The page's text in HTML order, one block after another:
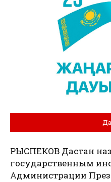
РЫСПЕКОВ Дастан
государственным
Администрации